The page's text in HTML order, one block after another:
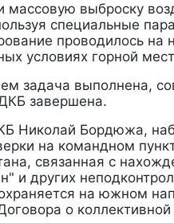
выброску
специальные
проводилось на
условиях горной
задача выполнена,
завершена.
Николай Бордюжа,
на командном
связанная с
и других
на южном
о коллективной